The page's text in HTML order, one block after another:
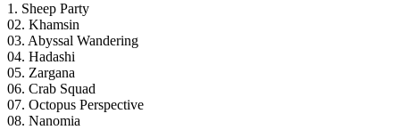
1. Sheep Party
02. Khamsin
03. Abyssal Wandering
04. Hadashi
05. Zargana
06. Crab Squad
07. Octopus Perspective
08. Nanomia